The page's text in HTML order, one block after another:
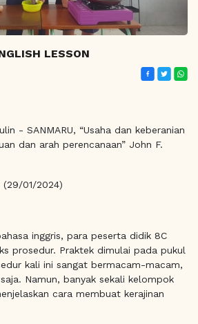
LESSON
- SANMARU, “Usaha dan keberanian
dan arah perencanaan” John F.
01/2024)
inggris, para peserta didik 8C
prosedur. Praktek dimulai pada pukul
kali ini sangat bermacam-macam,
Namun, banyak sekali kelompok
cara membuat kerajinan